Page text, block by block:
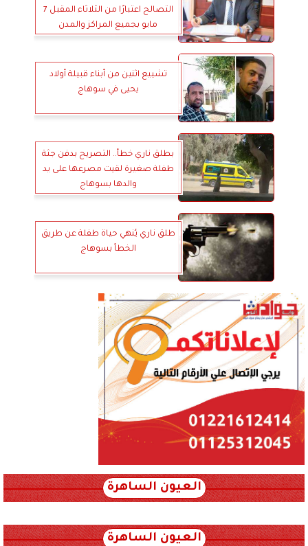
التصالح اعتبارًا من الثلاثاء المقبل 7
مايو بجميع المراكز والمدن
تشييع اثنين من أبناء قبيلة أولاد
يحيى في سوهاج
بطلق ناري خطأ.. التصريح بدفن جثة
طفلة صغيرة لقيت مصرعها على يد
والدها بسوهاج
طلق ناري يُنهي حياة طفلة عن طريق
الخطأ بسوهاج
العيون الساهرة
العيون الساهرة